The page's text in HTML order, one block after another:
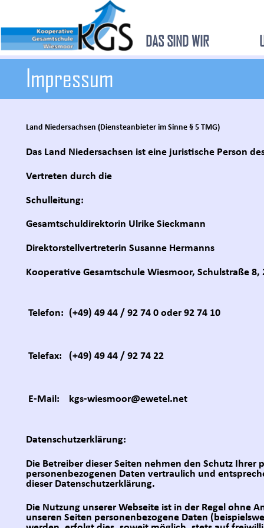
DAS SIND WIR
Impressum
Land Niedersachsen (Diensteanbieter im Sinne § 5 TMG)
Das Land Niedersachsen ist eine juristische Person
Vertreten durch die
Schulleitung:
Gesamtschuldirektorin Ulrike Sieckmann
Direktorstellvertreterin Susanne Hermanns
Kooperative Gesamtschule Wiesmoor, Schulstraße 8,
Telefon: (+49) 49 44 / 92 74 0 oder 92 74 10
Telefax: (+49) 49 44 / 92 74 22
E-Mail: kgs-wiesmoor@ewetel.net
Datenschutzerklärung:
Die Betreiber dieser Seiten nehmen den Schutz
personenbezogenen Daten vertraulich und
dieser Datenschutzerklärung.
Die Nutzung unserer Webseite ist in der Regel ohne
unseren Seiten personenbezogene Daten